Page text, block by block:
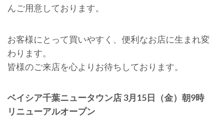
んご用意しております。
お客様にとって買いやすく、便利なお店に生まれ変
わります。
皆様のご来店を心よりお待ちしております。
ベイシア千葉ニュータウン店 3月15日（金）朝9時
リニューアルオープン